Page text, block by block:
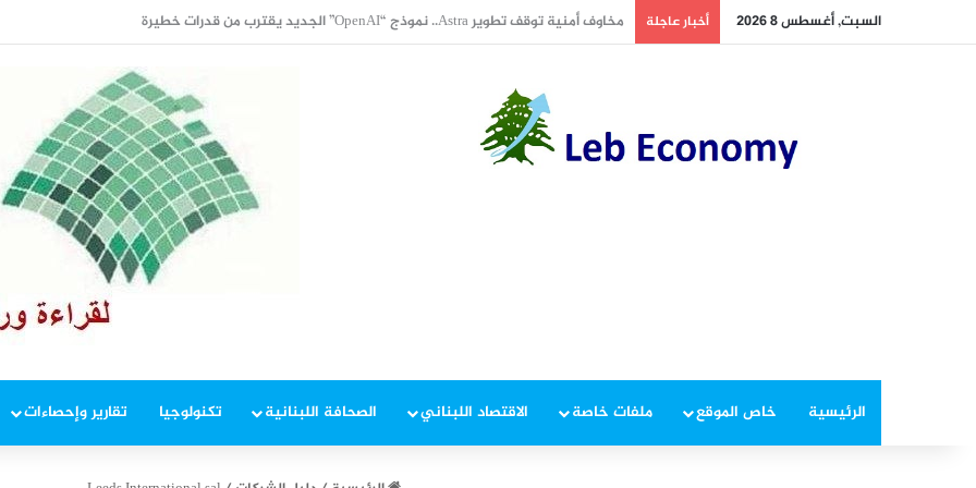
السبت, أغسطس 8 2026 أخبار عاجلة أسعار النفط تسجل خسارة متتالية للأسبوع الثاني.. وبرنت يتداول دون 84 دولاراً
الرئيسية خاص الموقع ملفات خاصة الاقتصاد اللبناني الصحافة اللبنانية تكنولوجيا تقارير وإحصاءات